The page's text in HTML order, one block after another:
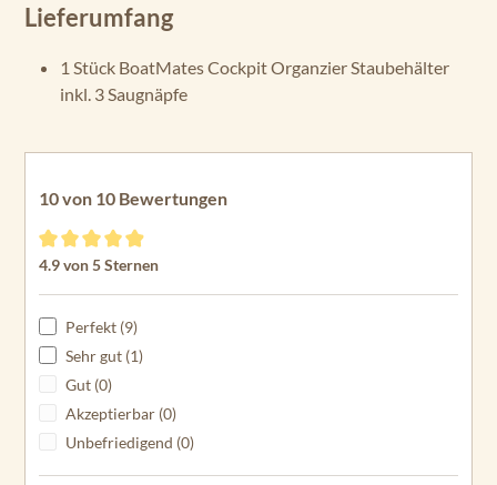
Lieferumfang
1 Stück BoatMates Cockpit Organzier Staubehälter
inkl. 3 Saugnäpfe
10 von 10 Bewertungen
Durchschnittliche Bewertung von 4.9 von 5 Sternen
4.9 von 5 Sternen
Perfekt (9)
Sehr gut (1)
Gut (0)
Akzeptierbar (0)
Unbefriedigend (0)